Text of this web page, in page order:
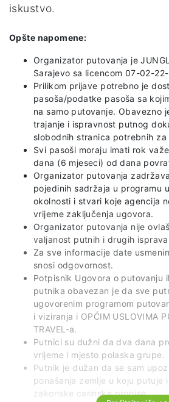
iskustvo.
Opšte napomene:
Organizator putovanja je
Sarajevo sa licencom 07-02-
Prilikom prijave potrebno je
pasoša/podatke pasoša sa
na samo putovanje. Obavezno
trajanje i ispravnost putnog
slobodnih stranica potrebnih za
Svi pasoši moraju imati rok
dana (6 mjeseci) od dana
Organizator putovanja
pojedinih sadržaja u programu
okolnosti i stvari koje agencija
vrijeme zaključenja ugovora.
Organizator putovanja nije
valjanost putnih i drugih
Za sve informacije date
snosi odgovornost.
Potpisnik Ugovora o putovanju
putnika obavezan je da sve
ugovorenim programom
i viziranja i OPĆIM USLOVIMA
TRAVEL-a.
Putnici su dužni da dva dana
vrijeme i mjesto polaska grupe.
Putnik je dužan da se sam
ponašanja zemlje u koju putuje
zakonske carinske propise.